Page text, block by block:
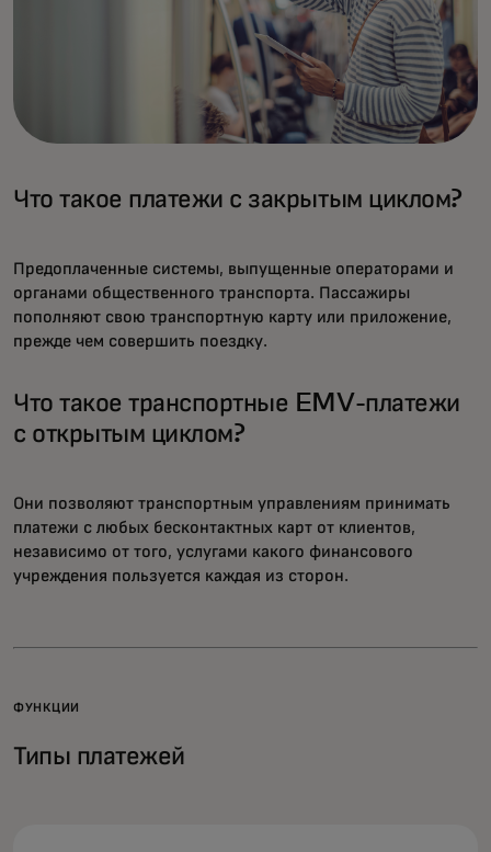
Что такое платежи с закрытым циклом?
Предоплаченные системы, выпущенные операторами и
органами общественного транспорта. Пассажиры
пополняют свою транспортную карту или приложение,
прежде чем совершить поездку.
Что такое транспортные EMV-платежи
с открытым циклом?
Они позволяют транспортным управлениям принимать
платежи с любых бесконтактных карт от клиентов,
независимо от того, услугами какого финансового
учреждения пользуется каждая из сторон.
ФУНКЦИИ
Типы платежей